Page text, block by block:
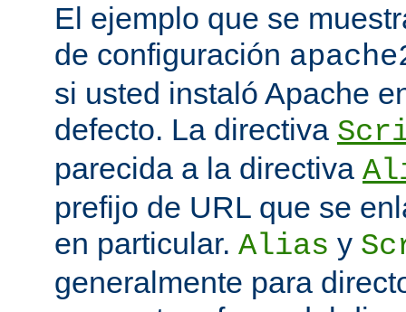
El ejemplo que se
de configuración
si usted instaló Apache
defecto. La directiva
parecida a la directiva
prefijo de URL que se
en particular. Alias y
generalmente para